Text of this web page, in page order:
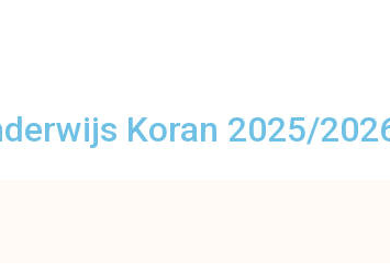
Koran 2025/